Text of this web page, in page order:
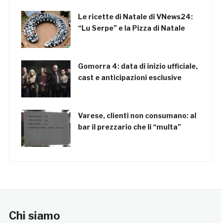
Le ricette di Natale di VNews24:
“Lu Serpe” e la Pizza di Natale
Gomorra 4: data di inizio ufficiale,
cast e anticipazioni esclusive
Varese, clienti non consumano: al
bar il prezzario che li “multa”
Chi siamo